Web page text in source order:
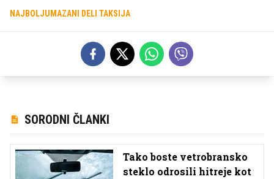
NAJBOLJUMAZANI DELI TAKSIJA
SORODNI ČLANKI
Tako boste vetrobransko
steklo odrosili hitreje kot